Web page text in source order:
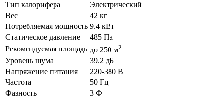
Тип калорифера
Электрический
Вес
42 кг
Потребляемая мощность 9.4 кВт
Статическое давление
485 Па
Рекомендуемая площадь до 250 м2
Уровень шума
39.2 дБ
Напряжение питания
220-380 В
Частота
50 Гц
Фазность
3 Ф